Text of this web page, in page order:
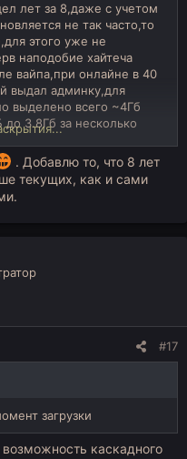
лет за 8,даже с учетом
не так часто,то
этого уже не
наподобие хайтеча
вайпа,при онлайне в 40
выдал админку,для
выделено всего ~4Гб
до 3.8Гб за несколько
и в этот момент
из-за
хост. При этом
10 чанков полем
set 0,освободилось
в сутки,дроп не
штук 20 БК карьеров
грузила
ям,а 6 штук
на новые версии
и меньше,уже и
. Добавлю то, что 8 лет
текущих, как и сами
#17
загрузки
каскадного